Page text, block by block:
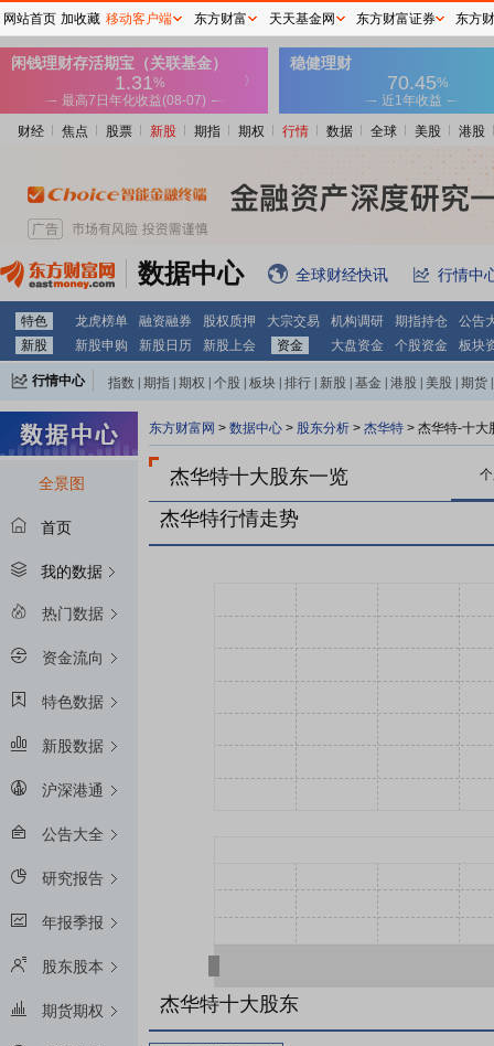
财经 焦点 股票 新股 期指 期权 行情 数据 全球 美股 港股
数据中心 全球财经快讯 行情中
特色 龙虎榜单 融资融券 股权质押 大宗交易 机构调研 期指持仓
公告
新股
新股申购 新股日历 新股上会 资金 大盘资金 个股资金 板块
行情中心 指数 期指 期权 个股 板块 排行 新股 基金 港股 美股 期货
全景图
首页
我的数据
热门数据
资金流向
特色数据
新股数据
沪深港通
公告大全
研究报告
年报季报
股东股本
期货期权
东方财富网 > 数据中心 > 股东分析 > 杰华特 > 杰华特-十大
杰华特十大股东一览
杰华特行情走势
杰华特十大股东
网站首页 加收藏 移动客户端 东方财富 天天基金网 东方财富证券 东方